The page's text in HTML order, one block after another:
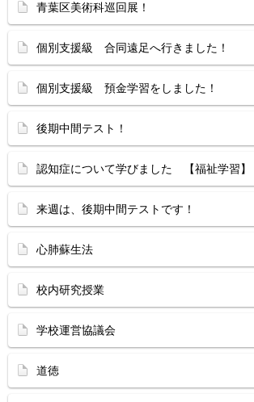
青葉区美術科巡回展！
個別支援級 合同遠足へ行きました！
個別支援級 預金学習をしました！
後期中間テスト！
認知症について学びました 【福祉学習】
来週は、後期中間テストです！
心肺蘇生法
校内研究授業
学校運営協議会
道徳